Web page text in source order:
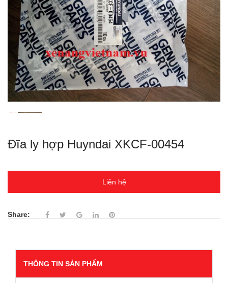
Đĩa ly hợp Huyndai XKCF-00454
Liên hệ
Share:
THÔNG TIN SẢN PHẨM